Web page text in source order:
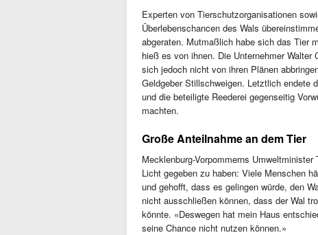
Experten von Tierschutzorganisationen
Überlebenschancen des Wals
abgeraten. Mutmaßlich habe sich das Tier
hieß es von ihnen. Die Unternehmer
sich jedoch nicht von ihren Plänen
Geldgeber Stillschweigen. Letztlich endete
und die beteiligte Reederei gegenseitig
machten.
Große Anteilnahme an dem Tier
Mecklenburg-Vorpommerns
Licht gegeben zu haben: Viele Menschen
und gehofft, dass es gelingen würde, den
nicht ausschließen können, dass der Wal
könnte. «Deswegen hat mein Haus
seine Chance nicht nutzen können.»